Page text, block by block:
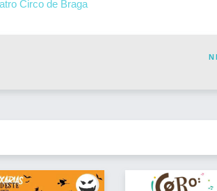
Circo de Braga